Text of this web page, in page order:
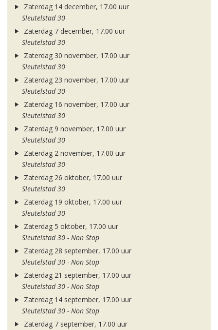
Zaterdag 14 december, 17.00 uur
Sleutelstad 30
Zaterdag 7 december, 17.00 uur
Sleutelstad 30
Zaterdag 30 november, 17.00 uur
Sleutelstad 30
Zaterdag 23 november, 17.00 uur
Sleutelstad 30
Zaterdag 16 november, 17.00 uur
Sleutelstad 30
Zaterdag 9 november, 17.00 uur
Sleutelstad 30
Zaterdag 2 november, 17.00 uur
Sleutelstad 30
Zaterdag 26 oktober, 17.00 uur
Sleutelstad 30
Zaterdag 19 oktober, 17.00 uur
Sleutelstad 30
Zaterdag 5 oktober, 17.00 uur
Sleutelstad 30 - Non Stop
Zaterdag 28 september, 17.00 uur
Sleutelstad 30 - Non Stop
Zaterdag 21 september, 17.00 uur
Sleutelstad 30 - Non Stop
Zaterdag 14 september, 17.00 uur
Sleutelstad 30 - Non Stop
Zaterdag 7 september, 17.00 uur